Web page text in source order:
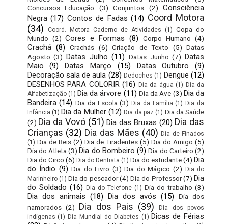
Concursos Educação
(3) Conjuntos (2)
Consciência
Negra (17) Contos de Fadas (14) Coord Motora
(34)
Coord. Motora Caderno de Atividades (1) Copa do
Mundo (2) Cores e Formas (8) Corpo Humano (4)
Crachá (8) Crachás (6) Criação de Texto (5) Datas
Agosto (3) Datas Julho (11) Datas Junho (7) Datas
Maio
(9) Datas Março (15) Datas Outubro
(9)
Decoração sala de aula (28) Dedoches (1) Dengue (12)
DESENHOS PARA COLORIR (16) Dia da água (1) Dia da
Alfabetização (1) Dia da árvore (11) Dia da Ave (3) Dia da
Bandeira (14) Dia da Escola (3) Dia da Família (1) Dia da
Infância (1) Dia da Mulher (12) Dia da paz (1) Dia da Saúde
(2) Dia da Vovó (51) Dia das Bruxas (20) Dia das
Crianças (32) Dia das Mães (40) Dia de Finados
(1) Dia de Reis (2) Dia de Tiradentes (5) Dia do Amigo (5)
Dia do Atleta (3) Dia do Bombeiro (9) Dia do Carteiro (2)
Dia do Circo (6) Dia do Dentista (1) Dia do estudante(4) Dia
do Índio (9) Dia do Livro (3) Dia do Mágico (2)
Dia do
Marinheiro (1) Dia do pescador (4) Dia do Professor (7) Dia
do Soldado (16) Dia do Telefone (1) Dia do trabalho (3)
Dia dos animais (18) Dia dos avós (15)
Dia dos
namorados (2) Dia dos Pais (39)
Dia dos povos
indígenas (1) Dia Mundial do Diabetes (1) Dicas de Férias